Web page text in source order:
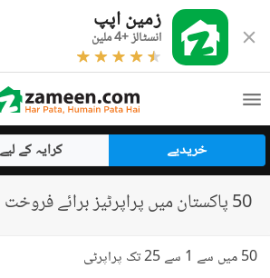
زمین اپپ
انسٹالز +4 ملین
خریدیے کرایہ کے لیے
50 پاکستان میں پراپرٹیز برائے فروخت
50 میں سے 1 سے 25 تک پراپرٹی